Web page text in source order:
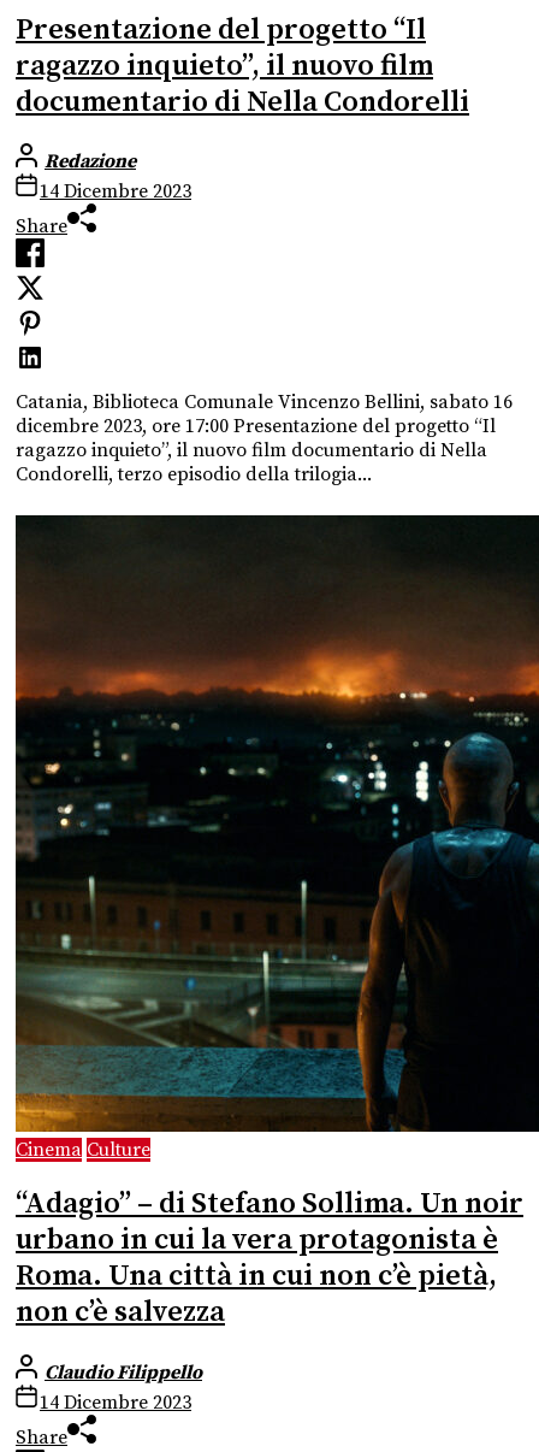
Presentazione del progetto “Il
ragazzo inquieto”, il nuovo film
documentario di Nella Condorelli
Redazione
14 Dicembre 2023
Share
Catania, Biblioteca Comunale Vincenzo Bellini, sabato 16
dicembre 2023, ore 17:00 Presentazione del progetto “Il
ragazzo inquieto”, il nuovo film documentario di Nella
Condorelli, terzo episodio della trilogia...
Cinema Culture
“Adagio” – di Stefano Sollima. Un noir
urbano in cui la vera protagonista è
Roma. Una città in cui non c’è pietà,
non c’è salvezza
Claudio Filippello
14 Dicembre 2023
Share